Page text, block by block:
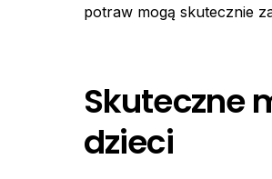
potraw mogą skutecznie
Skuteczne
dzieci